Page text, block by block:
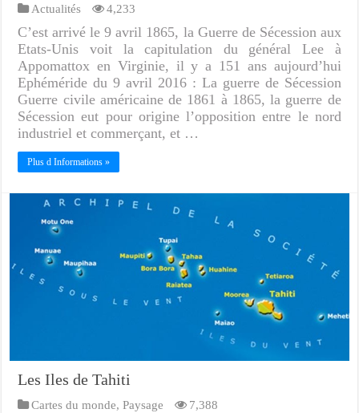
Actualités 4,233
C’est arrivé le 9 avril 1865, la Guerre de Sécession aux
Etats-Unis voit la capitulation du général Lee à
Appomattox en Virginie, il y a 151 ans aujourd’hui
Ephéméride du 9 avril 2016 : La guerre de Sécession
Guerre civile américaine de 1861 à 1865, la guerre de
Sécession eut pour origine l’opposition entre le nord
industriel et commerçant, et …
Plus d Informations »
Les Iles de Tahiti
Cartes du monde,Paysage 7,388